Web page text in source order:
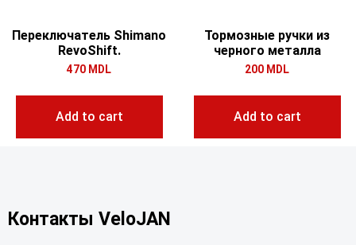
Переключатель Shimano
RevoShift.
470 MDL
Add to cart
Тормозные ручки из
черного металла
200 MDL
Add to cart
Контакты VeloJAN